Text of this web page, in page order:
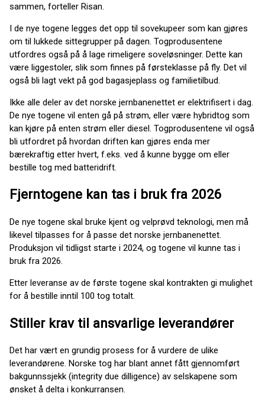
sammen, forteller Risan.
I de nye togene legges det opp til sovekupeer som kan gjøres
om til lukkede sittegrupper på dagen. Togprodusentene
utfordres også på å lage rimeligere soveløsninger. Dette kan
være liggestoler, slik som finnes på førsteklasse på fly. Det vil
også bli lagt vekt på god bagasjeplass og familietilbud.
Ikke alle deler av det norske jernbanenettet er elektrifisert i dag.
De nye togene vil enten gå på strøm, eller være hybridtog som
kan kjøre på enten strøm eller diesel. Togprodusentene vil også
bli utfordret på hvordan driften kan gjøres enda mer
bærekraftig etter hvert, f.eks. ved å kunne bygge om eller
bestille tog med batteridrift.
Fjerntogene kan tas i bruk fra 2026
De nye togene skal bruke kjent og velprøvd teknologi, men må
likevel tilpasses for å passe det norske jernbanenettet.
Produksjon vil tidligst starte i 2024, og togene vil kunne tas i
bruk fra 2026.
Etter leveranse av de første togene skal kontrakten gi mulighet
for å bestille inntil 100 tog totalt.
Stiller krav til ansvarlige leverandører
Det har vært en grundig prosess for å vurdere de ulike
leverandørene. Norske tog har blant annet fått gjennomført
bakgunnssjekk (integrity due dilligence) av selskapene som
ønsket å delta i konkurransen.